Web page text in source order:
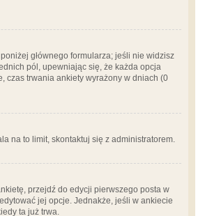
głównego formularza; jeśli nie widzisz
pól, upewniając się, że każda opcja
czas trwania ankiety wyrażony w dniach (0
na to limit, skontaktuj się z administratorem.
przejdź do edycji pierwszego posta w
jej opcje. Jednakże, jeśli w ankiecie
ta już trwa.